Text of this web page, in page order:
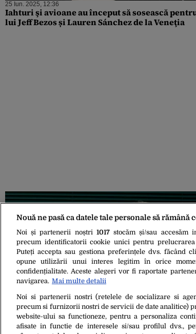
25 Iun. 2025, 12:36
Iahturi şi avioane au început să sosească
lui Jeff Bezos și Lauren Sánchez de la Veneţia
06 Apr. 2022, 15:18
Nouă ne pasă ca datele tale personale să rămână
Noi și partenerii noștri 1017stocăm și/sau accesăm
precum identificatorii cookie unici pentru
Puteți accepta sau gestiona preferințele dvs. făcând
opune utilizării unui interes legitim în orice
confidențialitate. Aceste alegeri vor fi raportate
navigarea. Mai multe detalii
Noi si partenerii nostri (retelele de socializare si
precum si furnizorii nostri de servicii de date analitice)
website-ului sa functioneze, pentru a personaliza
afisate in functie de interesele si/sau profilul dvs.,